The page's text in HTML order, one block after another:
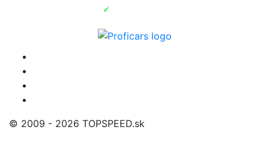
© 2009 - 2026 TOPSPEED.sk